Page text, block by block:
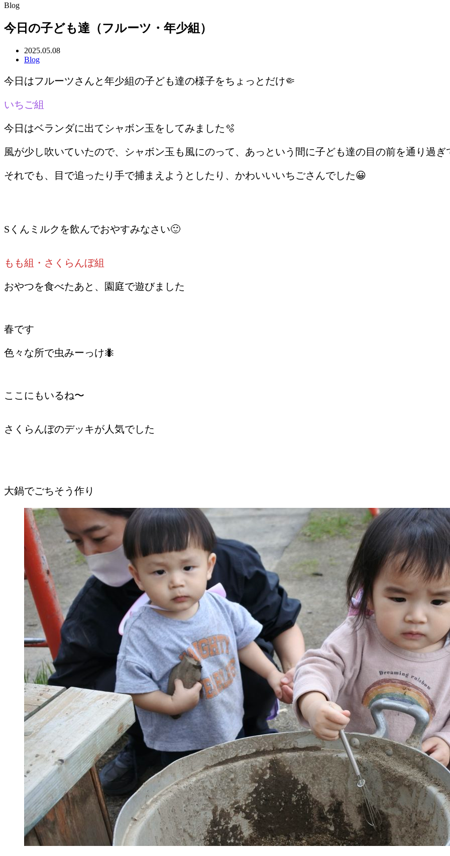
Blog
今日の子ども達（フルーツ・年少組）
2025.05.08
Blog
今日はフルーツさんと年少組の子ども達の様子をちょっとだけ🤏
いちご組
今日はベランダに出てシャボン玉をしてみました🫧
風が少し吹いていたので、シャボン玉も風にのって、あっという間に子ども達の目の前を通り過ぎ
それでも、目で追ったり手で捕まえようとしたり、かわいいいちごさんでした😀
Sくんミルクを飲んでおやすみなさい🙂
もも組・さくらんぼ組
おやつを食べたあと、園庭で遊びました
春です
色々な所で虫みーっけ🐜
ここにもいるね〜
さくらんぼのデッキが人気でした
大鍋でごちそう作り